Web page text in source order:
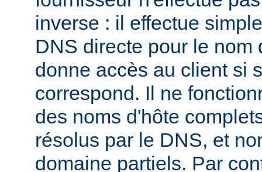
inverse : il effectue
DNS directe pour le nom
donne accès au client si
correspond. Il ne
des noms d'hôte
résolus par le DNS, et
domaine partiels. Par